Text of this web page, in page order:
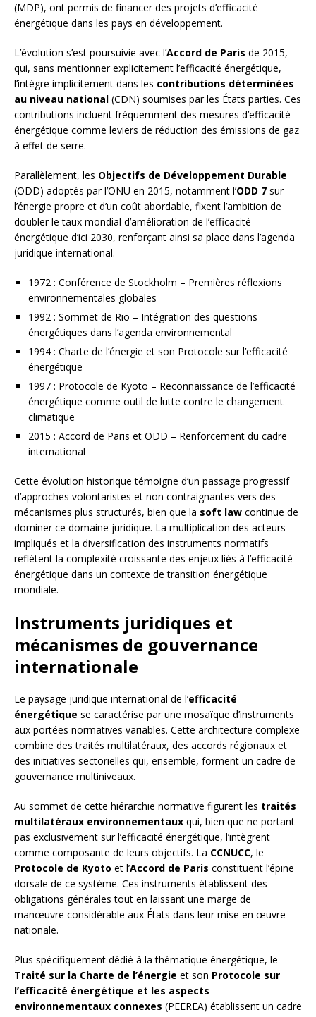
(MDP), ont permis de financer des projets d’efficacité
énergétique dans les pays en développement.
L’évolution s’est poursuivie avec l’Accord de Paris de 2015,
qui, sans mentionner explicitement l’efficacité énergétique,
l’intègre implicitement dans les contributions déterminées
au niveau national (CDN) soumises par les États parties. Ces
contributions incluent fréquemment des mesures d’efficacité
énergétique comme leviers de réduction des émissions de gaz
à effet de serre.
Parallèlement, les Objectifs de Développement Durable
(ODD) adoptés par l’ONU en 2015, notamment l’ODD 7 sur
l’énergie propre et d’un coût abordable, fixent l’ambition de
doubler le taux mondial d’amélioration de l’efficacité
énergétique d’ici 2030, renforçant ainsi sa place dans l’agenda
juridique international.
1972 : Conférence de Stockholm – Premières réflexions
environnementales globales
1992 : Sommet de Rio – Intégration des questions
énergétiques dans l’agenda environnemental
1994 : Charte de l’énergie et son Protocole sur l’efficacité
énergétique
1997 : Protocole de Kyoto – Reconnaissance de l’efficacité
énergétique comme outil de lutte contre le changement
climatique
2015 : Accord de Paris et ODD – Renforcement du cadre
international
Cette évolution historique témoigne d’un passage progressif
d’approches volontaristes et non contraignantes vers des
mécanismes plus structurés, bien que la soft law continue de
dominer ce domaine juridique. La multiplication des acteurs
impliqués et la diversification des instruments normatifs
reflètent la complexité croissante des enjeux liés à l’efficacité
énergétique dans un contexte de transition énergétique
mondiale.
Instruments juridiques et
mécanismes de gouvernance
internationale
Le paysage juridique international de l’efficacité
énergétique se caractérise par une mosaïque d’instruments
aux portées normatives variables. Cette architecture complexe
combine des traités multilatéraux, des accords régionaux et
des initiatives sectorielles qui, ensemble, forment un cadre de
gouvernance multiniveaux.
Au sommet de cette hiérarchie normative figurent les traités
multilatéraux environnementaux qui, bien que ne portant
pas exclusivement sur l’efficacité énergétique, l’intègrent
comme composante de leurs objectifs. La CCNUCC, le
Protocole de Kyoto et l’Accord de Paris constituent l’épine
dorsale de ce système. Ces instruments établissent des
obligations générales tout en laissant une marge de
manœuvre considérable aux États dans leur mise en œuvre
nationale.
Plus spécifiquement dédié à la thématique énergétique, le
Traité sur la Charte de l’énergie et son Protocole sur
l’efficacité énergétique et les aspects
environnementaux connexes (PEEREA) établissent un cadre